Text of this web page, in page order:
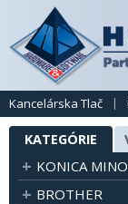
Kancelárska Tlač
KATEGÓRIE
KONICA
BROTHER